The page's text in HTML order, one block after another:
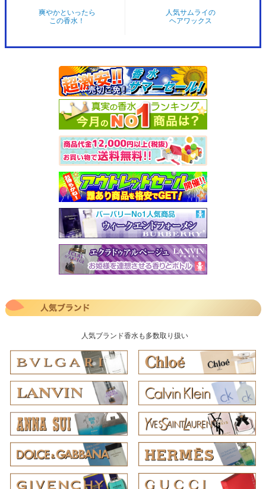
爽やかといったら
この香水！
人気サムライの
ヘアワックス
人気ブランド香水も多数取り扱い